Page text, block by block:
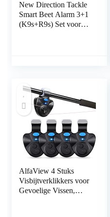
New Direction Tackle
Smart Beet Alarm 3+1
(K9s+R9s) Set voor
AlfaView 4 Stuks
Visbijtverklikkers voor
Gevoelige Vissen,